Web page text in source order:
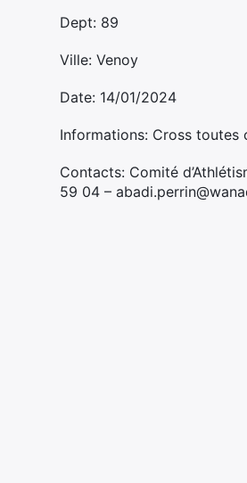
Dept: 89
Ville: Venoy
Date: 14/01/2024
Informations: Cross toutes
Contacts: Comité
59 04 –